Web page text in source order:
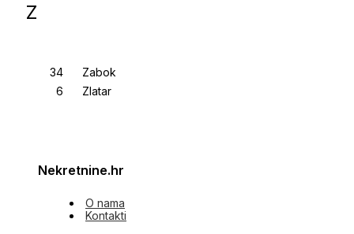
Z
Zabok
Zlatar
Nekretnine.hr
O nama
Kontakti